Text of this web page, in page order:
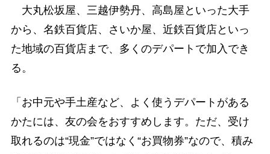
大丸松坂屋、三越伊勢丹、高島屋といった大手
から、名鉄百貨店、さいか屋、近鉄百貨店といっ
た地域の百貨店まで、多くのデパートで加入でき
る。
「お中元や手土産など、よく使うデパートがある
かたには、友の会をおすすめします。ただ、受け
取れるのは“現金”ではなく“お買物券”なので、積み